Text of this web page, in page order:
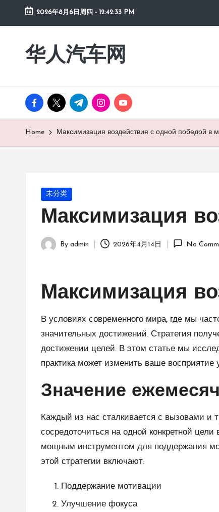
Skip
content
2026年8月6日周四 - 12:42:34 PM
华人汽车网
facebook.com
twitter.com
t.me instagram.com
youtube.com
Home Максимизация воздействия с одной победой в
Posted
未分类
Максимизация
Posted
By admin 2026年4月14日 No
Максимизация
В условиях современного мира, где мы
значительных достижений. Стратегия
достижении целей. В этом статье мы
практика может изменить ваше восприятие
Значение
Каждый из нас сталкивается с вызовами и
сосредоточиться на одной конкретной
мощным инструментом для поддержания
этой стратегии включают:
Поддержание мотивации
Улучшение фокуса